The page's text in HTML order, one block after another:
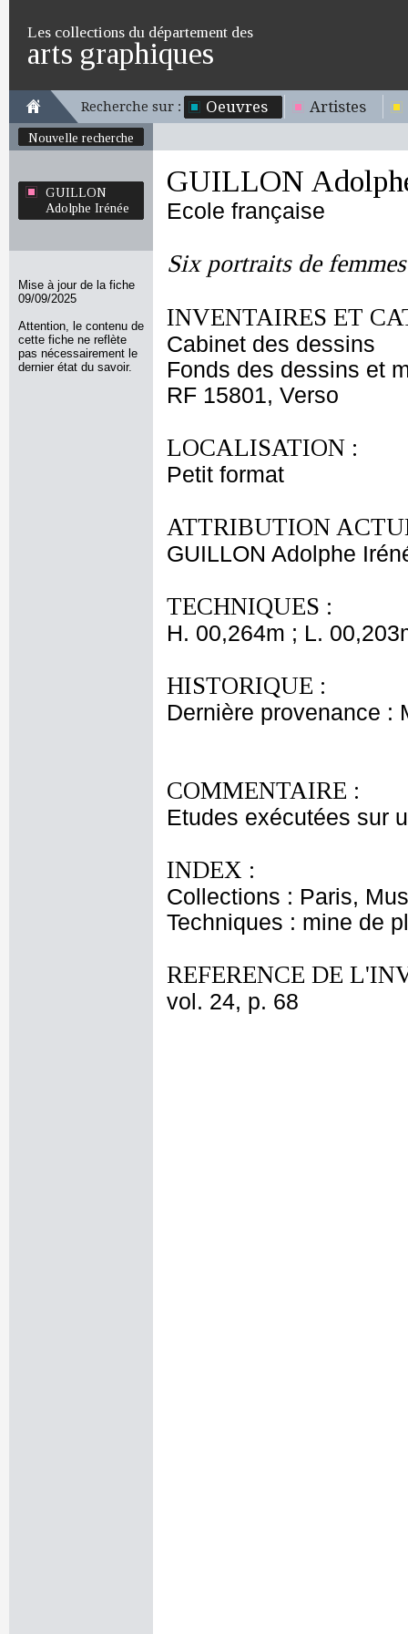
Les collections du département des
arts graphiques
Recherche sur : Oeuvres Artistes
Nouvelle recherche
GUILLON
Adolphe Irénée
Mise à jour de la fiche
09/09/2025
Attention, le contenu de
cette fiche ne reflète
pas nécessairement le
dernier état du savoir.
GUILLON
Ecole française
Six portraits de
INVENTAIRES ET
Cabinet des dessins
Fonds des dessins et
RF 15801, Verso
LOCALISATION :
Petit format
ATTRIBUTION
GUILLON Adolphe
TECHNIQUES :
H. 00,264m ; L.
HISTORIQUE :
Dernière provenance :
COMMENTAIRE :
Etudes exécutées sur
INDEX :
Collections : Paris,
Techniques : mine de
REFERENCE DE
vol. 24, p. 68